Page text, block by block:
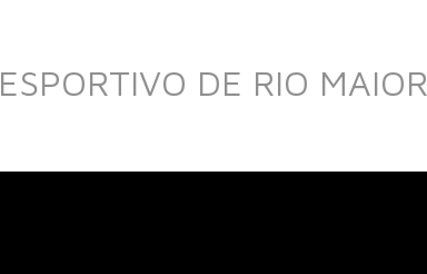
DE RIO MAIOR